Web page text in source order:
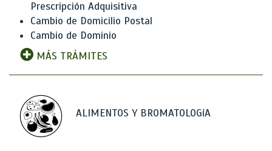
Prescripción Adquisitiva
Cambio de Domicilio Postal
Cambio de Dominio
MÁS TRÁMITES
ALIMENTOS Y BROMATOLOGíA